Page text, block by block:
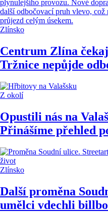
Zlínsko
Centrum Zlína
Tržnice nepůjde
Z okolí
Opustili nás na
Přinášíme přehled
Zlínsko
Další proměna
umělci vdechli